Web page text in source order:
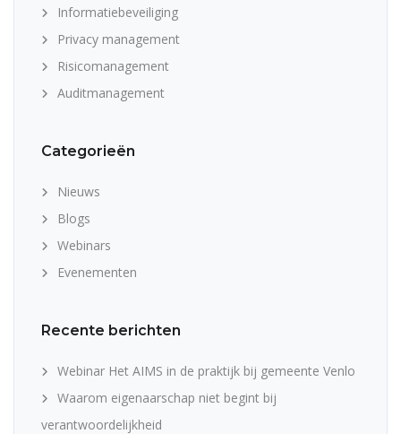
Informatiebeveiliging
Privacy management
Risicomanagement
Auditmanagement
Categorieën
Nieuws
Blogs
Webinars
Evenementen
Recente berichten
Webinar Het AIMS in de praktijk bij gemeente Venlo
Waarom eigenaarschap niet begint bij
verantwoordelijkheid